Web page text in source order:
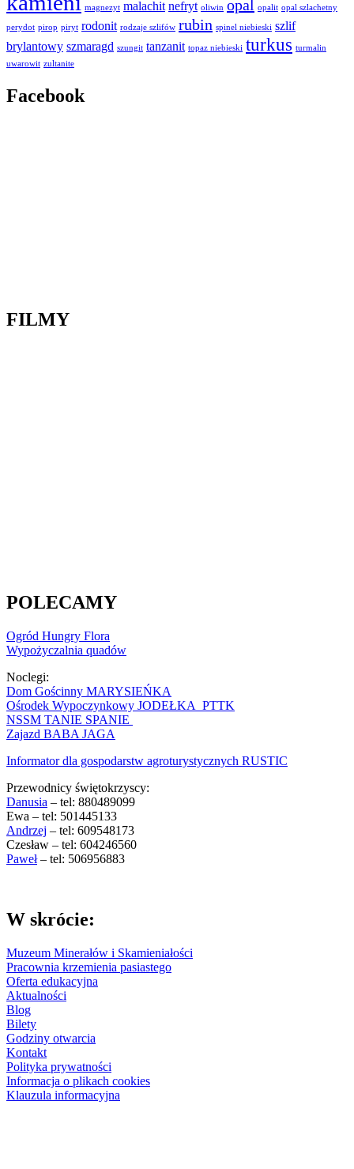
magnezyt malachit nefryt oliwin opal opalit opal szlachetny
perydot pirop piryt rodonit rodzaje szlifów rubin spinel niebieski szlif
brylantowy szmaragd szungit tanzanit topaz niebieski turkus turmalin
uwarowit zultanite
Facebook
FILMY
POLECAMY
Ogród Hungry Flora
Wypożyczalnia quadów
Noclegi:
Dom Gościnny MARYSIEŃKA
Ośrodek Wypoczynkowy JODEŁKA PTTK
NSSM TANIE SPANIE
Zajazd BABA JAGA
Informator dla gospodarstw agroturystycznych RUSTIC
Przewodnicy świętokrzyscy:
Danusia – tel: 880489099
Ewa – tel: 501445133
Andrzej – tel: 609548173
Czesław – tel: 604246560
Paweł– tel: 506956883
W skrócie:
Muzeum Minerałów i Skamieniałości
Pracownia krzemienia pasiastego
Oferta edukacyjna
Aktualności
Blog
Bilety
Godziny otwarcia
Kontakt
Polityka prywatności
Informacja o plikach cookies
Klauzula informacyjna